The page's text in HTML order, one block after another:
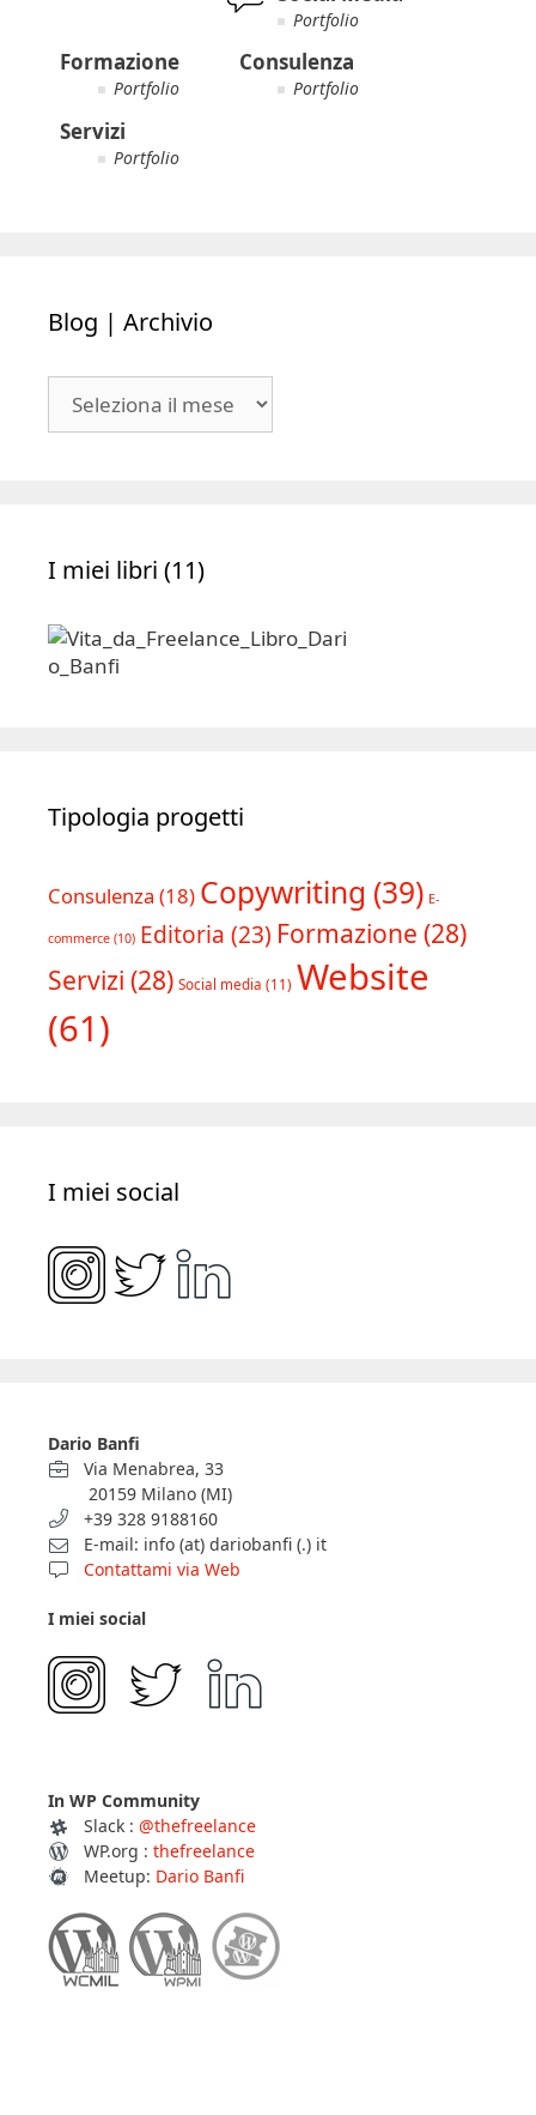
Portfolio
Formazione
Portfolio
Consulenza
Portfolio
Servizi
Portfolio
Blog | Archivio
I miei libri (11)
Tipologia progetti
Consulenza (18) Copywriting (39) E-
commerce (10) Editoria (23) Formazione (28)
Servizi (28) Social media (11) Website
(61)
I miei social
Dario Banfi
Via Menabrea, 33
20159 Milano (MI)
+39 328 9188160
E-mail: info (at) dariobanfi (.) it
Contattami via Web
I miei social
In WP Community
Slack : @thefreelance
WP.org : thefreelance
Meetup: Dario Banfi